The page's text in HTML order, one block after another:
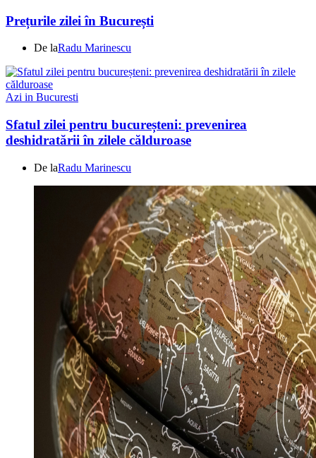
Prețurile zilei în București
De laRadu Marinescu
Azi in Bucuresti
Sfatul zilei pentru bucureșteni: prevenirea
deshidratării în zilele călduroase
De laRadu Marinescu